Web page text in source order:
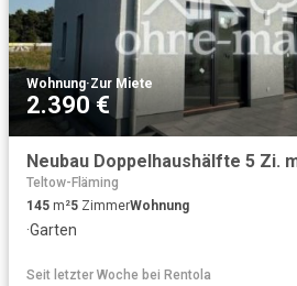
Wohnung·Zur Miete
2.390 €
Teltow-Fläming
145 m²5 ZimmerWohnung
·Garten
Seit letzter Woche bei Rentola